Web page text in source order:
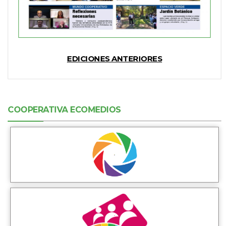
EDICIONES ANTERIORES
COOPERATIVA ECOMEDIOS